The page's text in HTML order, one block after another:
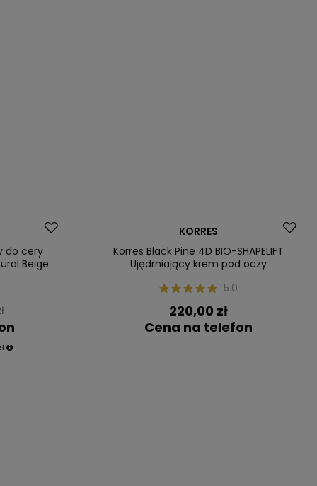
do cery
Beige
KORRES
Korres Black Pine 4D BIO-SHAPELIFT
Ujędrniający krem pod oczy
5.0
220,00 zł
Cena na telefon